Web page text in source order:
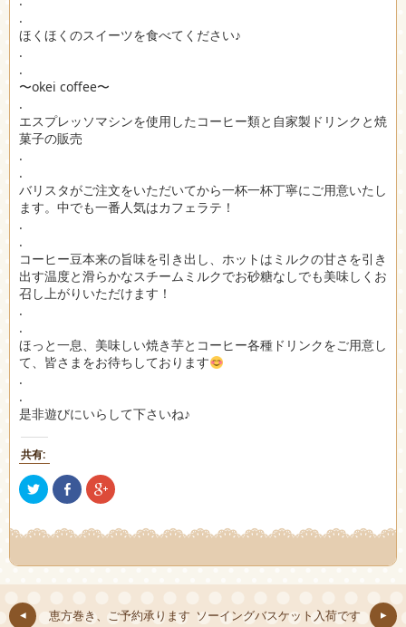
.
ほくほくのスイーツを食べてください♪
.
.
〜okei coffee〜
.
エスプレッソマシンを使用したコーヒー類と自家製ドリンクと焼
菓子の販売
.
.
バリスタがご注文をいただいてから一杯一杯丁寧にご用意いたし
ます。中でも一番人気はカフェラテ！
.
.
コーヒー豆本来の旨味を引き出し、ホットはミルクの甘さを引き
出す温度と滑らかなスチームミルクでお砂糖なしでも美味しくお
召し上がりいただけます！
.
.
ほっと一息、美味しい焼き芋とコーヒー各種ドリンクをご用意し
て、皆さまをお待ちしております
.
.
是非遊びにいらして下さいね♪
共有:
ク
リ
し
て
で
し
い
Facebook
で
(新
し
ウ
ン
ウ
で
ク
リ
し
て
で
有
い
恵方巻き、ご予約承ります ソーイングバスケット入荷です